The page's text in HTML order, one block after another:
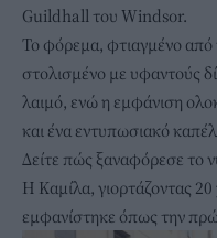
Guildhall του Windsor.
Το φόρεμα, φτιαγμένο
στολισμένο με υφαντούς
λαιμό, ενώ η εμφάνιση
και ένα εντυπωσιακό
Δείτε πώς ξαναφόρεσε το
Η Καμίλα, γιορτάζοντας
εμφανίστηκε όπως την